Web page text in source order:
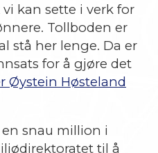
kan sette i verk for
Tollboden er
stå her lenge. Da er
for å gjøre det
Øystein Høsteland
snau million i
til å